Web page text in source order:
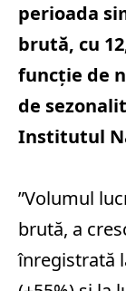
perioada
brută, cu
funcţie de
de
Institutul
”Volumul
brută, a
înregistrată